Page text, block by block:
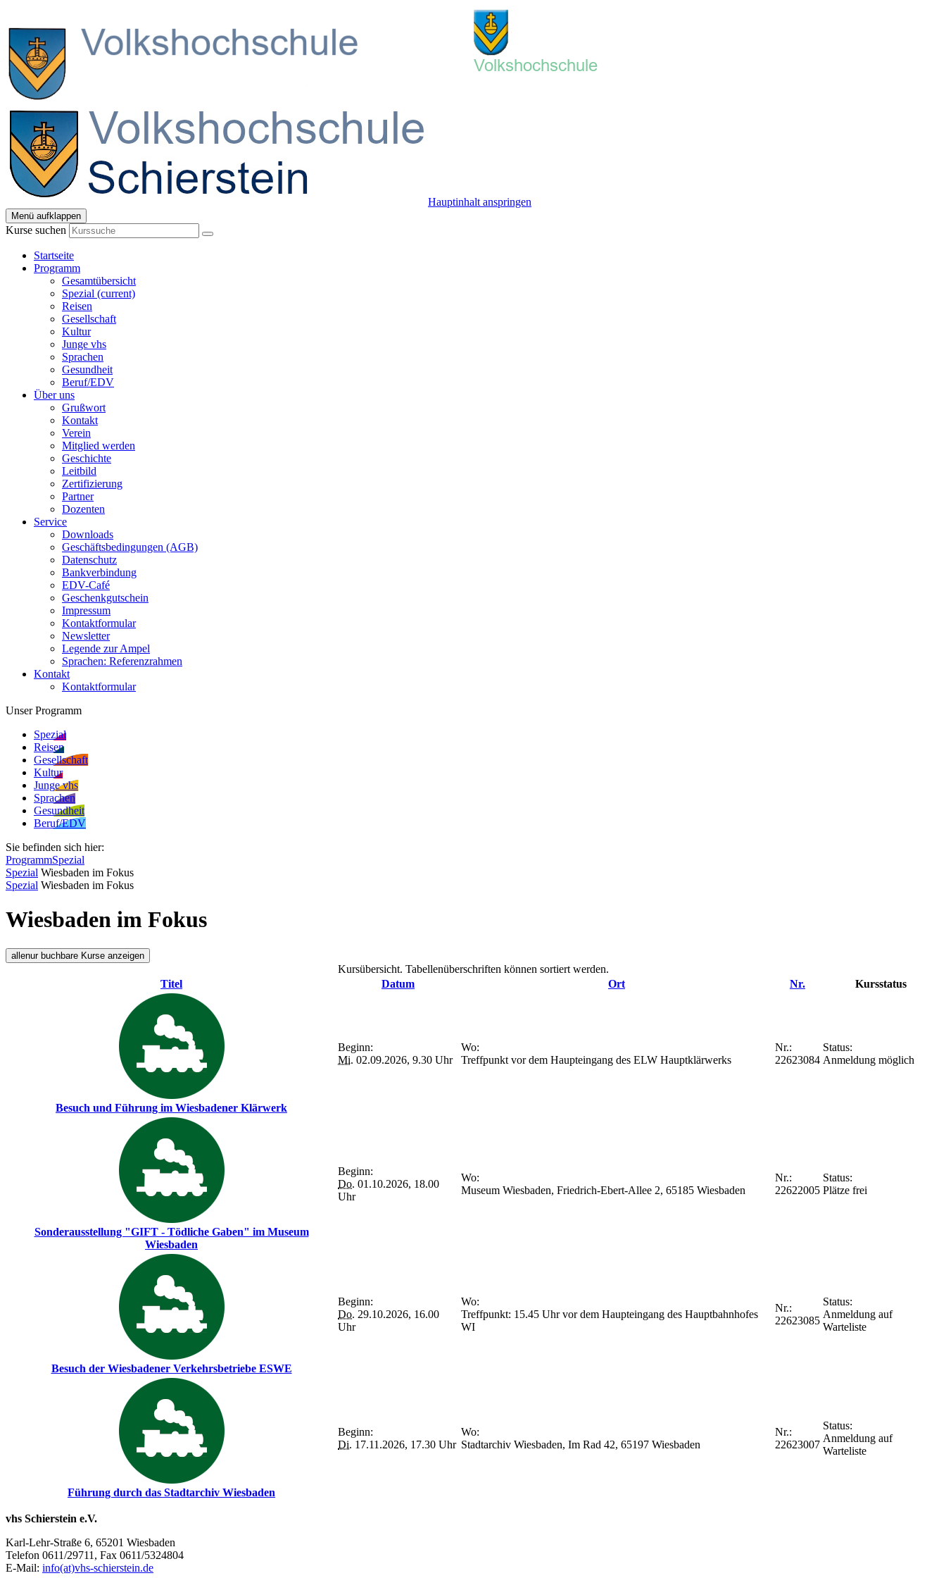
Hauptinhalt anspringen
Menü aufklappen
Kurse suchen
Startseite
Programm
Gesamtübersicht
Spezial (current)
Reisen
Gesellschaft
Kultur
Junge vhs
Sprachen
Gesundheit
Beruf/EDV
Über uns
Grußwort
Kontakt
Verein
Mitglied werden
Geschichte
Leitbild
Zertifizierung
Partner
Dozenten
Service
Downloads
Geschäftsbedingungen (AGB)
Datenschutz
Bankverbindung
EDV-Café
Geschenkgutschein
Impressum
Kontaktformular
Newsletter
Legende zur Ampel
Sprachen: Referenzrahmen
Kontakt
Kontaktformular
Unser Programm
Spezial
Reisen
Gesellschaft
Kultur
Junge vhs
Sprachen
Gesundheit
Beruf/EDV
Sie befinden sich hier:
ProgrammSpezial
Spezial Wiesbaden im Fokus
Spezial Wiesbaden im Fokus
Wiesbaden im Fokus
allenur buchbare Kurse anzeigen
Kursübersicht. Tabellenüberschriften können sortiert werden.
Titel
Datum Ort Nr. Kursstatus
Besuch und Führung im Wiesbadener Klärwerk
Beginn:
Mi. 02.09.2026, 9.30 Uhr
Wo:
Treffpunkt vor dem Haupteingang des ELW Hauptklärwerks
Nr.:
22623084
Status:
Anmeldung möglich
Sonderausstellung "GIFT - Tödliche Gaben" im Museum
Wiesbaden
Beginn:
Do. 01.10.2026, 18.00
Uhr
Wo:
Museum Wiesbaden, Friedrich-Ebert-Allee 2, 65185 Wiesbaden
Nr.:
22622005
Status:
Plätze frei
Besuch der Wiesbadener Verkehrsbetriebe ESWE
Beginn:
Do. 29.10.2026, 16.00
Uhr
Wo:
Treffpunkt: 15.45 Uhr vor dem Haupteingang des Hauptbahnhofes
WI
Nr.:
22623085
Status:
Anmeldung auf
Warteliste
Führung durch das Stadtarchiv Wiesbaden
Beginn:
Di. 17.11.2026, 17.30 Uhr
Wo:
Stadtarchiv Wiesbaden, Im Rad 42, 65197 Wiesbaden
Nr.:
22623007
Status:
Anmeldung auf
Warteliste
vhs Schierstein e.V.
Karl-Lehr-Straße 6, 65201 Wiesbaden
Telefon 0611/29711, Fax 0611/5324804
E-Mail: info(at)vhs-schierstein.de